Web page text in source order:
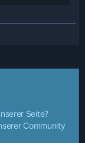
Seite?
Community